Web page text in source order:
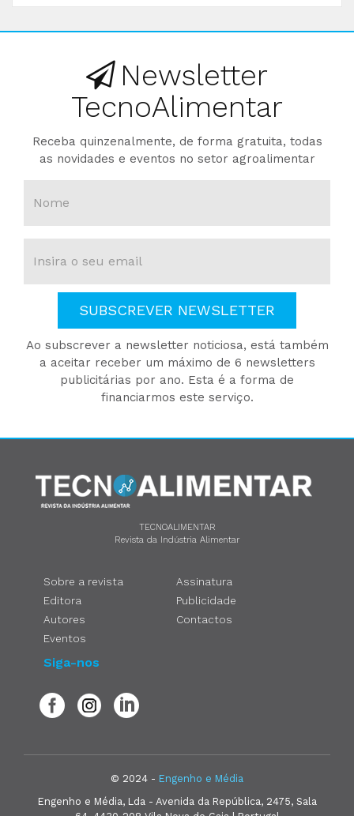
Newsletter
TecnoAlimentar
Receba quinzenalmente, de forma gratuita, todas
as novidades e eventos no setor agroalimentar
SUBSCREVER NEWSLETTER
Ao subscrever a newsletter noticiosa, está também
a aceitar receber um máximo de 6 newsletters
publicitárias por ano. Esta é a forma de
financiarmos este serviço.
TECNOALIMENTAR
Revista da Indústria Alimentar
Sobre a revista
Editora
Autores
Eventos
Assinatura
Publicidade
Contactos
Siga-nos
© 2024 - Engenho e Média
Engenho e Média, Lda - Avenida da República, 2475, Sala